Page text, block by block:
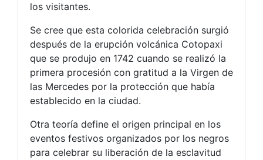
los visitantes.
Se cree que esta colorida celebración surgió
después de la erupción volcánica Cotopaxi
que se produjo en 1742 cuando se realizó la
primera procesión con gratitud a la Virgen de
las Mercedes por la protección que había
establecido en la ciudad.
Otra teoría define el origen principal en los
eventos festivos organizados por los negros
para celebrar su liberación de la esclavitud